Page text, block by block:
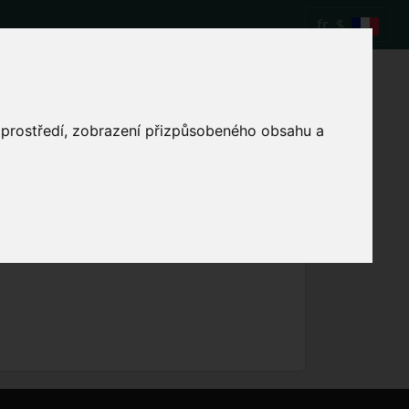
zobrazení přizpůsobeného obsahu a
fr $
match de